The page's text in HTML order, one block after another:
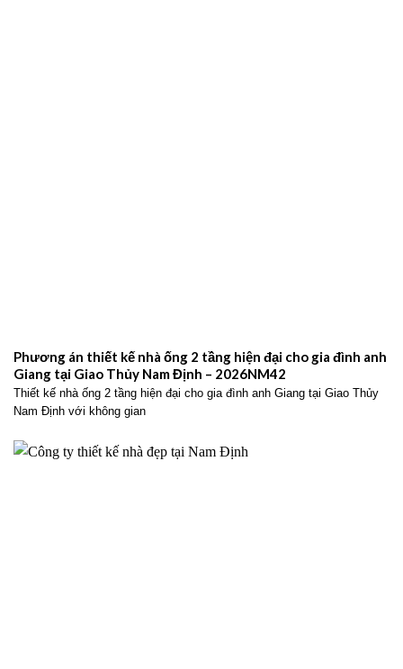
Phương án thiết kế nhà ống 2 tầng hiện đại cho gia đình anh
Giang tại Giao Thủy Nam Định – 2026NM42
Thiết kế nhà ống 2 tầng hiện đại cho gia đình anh Giang tại Giao Thủy
Nam Định với không gian